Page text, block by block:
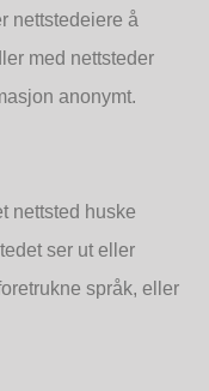
nettstedeiere å
med nettsteder
anonymt.
nettsted huske
ser ut eller
språk, eller